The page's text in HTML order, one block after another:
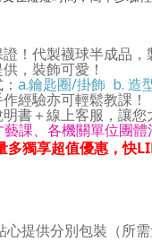
！代製襪球半成品，
，裝飾可愛！
a.鑰匙圈/掛飾 b. 造
經驗亦可輕鬆教課！
書＋線上客服，讓您
課、各機關單位團體
多獨享超值優惠，快
心提供分別包裝（所